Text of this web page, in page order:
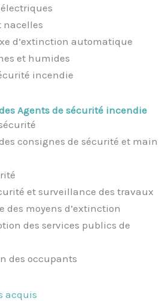
nacelles
d’extinction automatique
et humides
incendie
Agents de sécurité incendie
consignes de sécurité et main
et surveillance des travaux
des moyens d’extinction
des services publics de
des occupants
acquis